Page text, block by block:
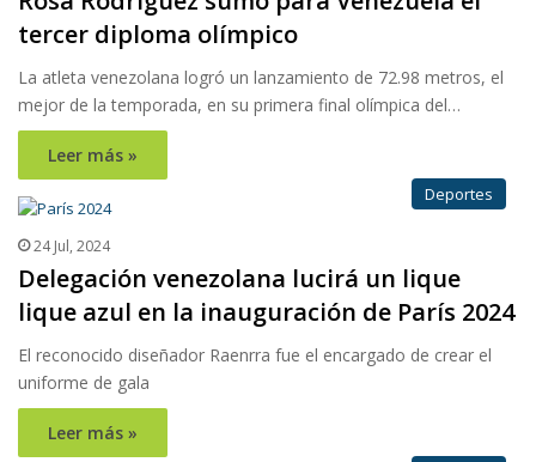
tercer diploma olímpico
La atleta venezolana logró un lanzamiento de 72.98 metros, el
mejor de la temporada, en su primera final olímpica del…
Leer más »
Deportes
24 Jul, 2024
Delegación venezolana lucirá un lique
lique azul en la inauguración de París 2024
El reconocido diseñador Raenrra fue el encargado de crear el
uniforme de gala
Leer más »